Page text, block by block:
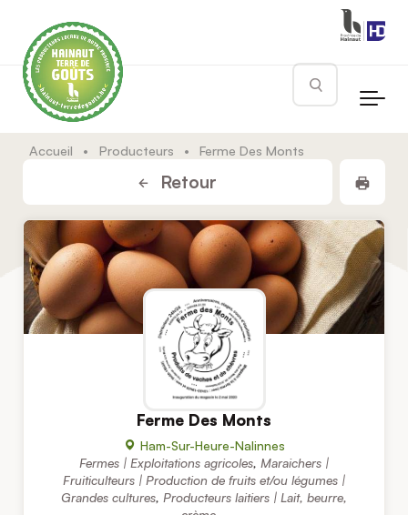
Rechercher
Accueil • Producteurs • Ferme Des Monts
Retour
Ferme Des Monts
Ham-Sur-Heure-Nalinnes
Fermes | Exploitations agricoles, Maraichers |
Fruiticulteurs | Production de fruits et/ou légumes |
Grandes cultures, Producteurs laitiers | Lait, beurre,